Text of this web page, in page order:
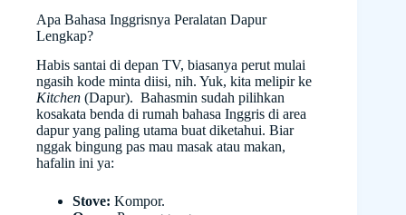
Apa Bahasa Inggrisnya Peralatan Dapur
Lengkap?
Habis santai di depan TV, biasanya perut mulai
ngasih kode minta diisi, nih. Yuk, kita melipir ke
Kitchen (Dapur). Bahasmin sudah pilihkan
kosakata benda di rumah bahasa Inggris di area
dapur yang paling utama buat diketahui. Biar
nggak bingung pas mau masak atau makan,
hafalin ini ya:
Stove: Kompor.